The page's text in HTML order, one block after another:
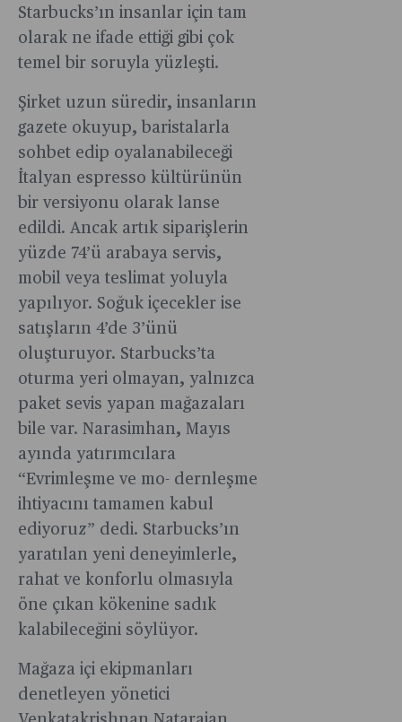
Starbucks’ın insanlar için tam
olarak ne ifade ettiği gibi çok
temel bir soruyla yüzleşti.
Şirket uzun süredir, insanların
gazete okuyup, baristalarla
sohbet edip oyalanabileceği
İtalyan espresso kültürünün
bir versiyonu olarak lanse
edildi. Ancak artık siparişlerin
yüzde 74’ü arabaya servis,
mobil veya teslimat yoluyla
yapılıyor. Soğuk içecekler ise
satışların 4’de 3’ünü
oluşturuyor. Starbucks’ta
oturma yeri olmayan, yalnızca
paket sevis yapan mağazaları
bile var. Narasimhan, Mayıs
ayında yatırımcılara
“Evrimleşme ve mo- dernleşme
ihtiyacını tamamen kabul
ediyoruz” dedi. Starbucks’ın
yaratılan yeni deneyimlerle,
rahat ve konforlu olmasıyla
öne çıkan kökenine sadık
kalabileceğini söylüyor.
Mağaza içi ekipmanları
denetleyen yönetici